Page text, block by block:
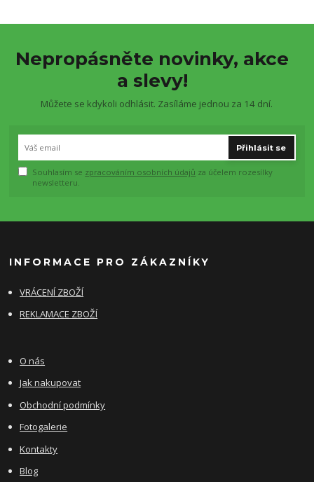
Nepropásněte novinky, akce
a slevy!
Můžete se kdykoli odhlásit. Zasíláme jednou za 14 dní.
Přihlásit se
Souhlasím se zpracováním osobních údajů za účelem rozesílky
newsletteru.
INFORMACE PRO ZÁKAZNÍKY
VRÁCENÍ ZBOŽÍ
REKLAMACE ZBOŽÍ
O nás
Jak nakupovat
Obchodní podmínky
Fotogalerie
Kontakty
Blog